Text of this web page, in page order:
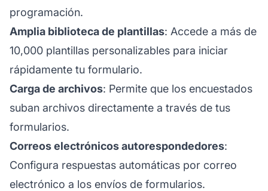
programación.
Amplia biblioteca de plantillas: Accede a más de
10,000 plantillas personalizables para iniciar
rápidamente tu formulario.
Carga de archivos: Permite que los encuestados
suban archivos directamente a través de tus
formularios.
Correos electrónicos autorespondedores:
Configura respuestas automáticas por correo
electrónico a los envíos de formularios.